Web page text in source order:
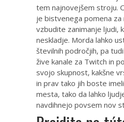
tem najnovejšem stroju.
je bistvenega pomena za
vzbudite zanimanje ljudi,
neskladje. Morda lahko
številnih področjih, pa
žive kanale za Twitch in
svojo skupnost, kakšne
in prav tako jih boste
mesta, tako da lahko
navdihnejo povsem nov